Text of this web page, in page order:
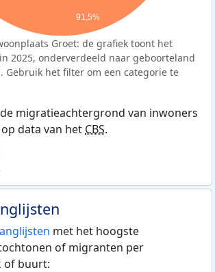
91,5%
Groet: de grafiek toont het
2025, onderverdeeld naar geboorteland
Gebruik het filter om een categorie te
migratieachtergrond van inwoners
data van het CBS.
met het hoogste
of migranten per
of buurt: